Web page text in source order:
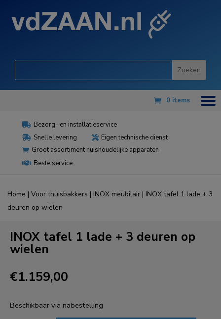
0 items
 Bezorg- en installatieservice
 Snelle levering  Eigen technische dienst
 Groot assortiment huishoudelijke apparaten
 Beste service
Home | Voor thuisbakkers | INOX meubilair | INOX tafel 1 lade + 3
deuren op wielen
INOX tafel 1 lade + 3 deuren op
wielen
€1.159,00
Beschikbaar via nabestelling